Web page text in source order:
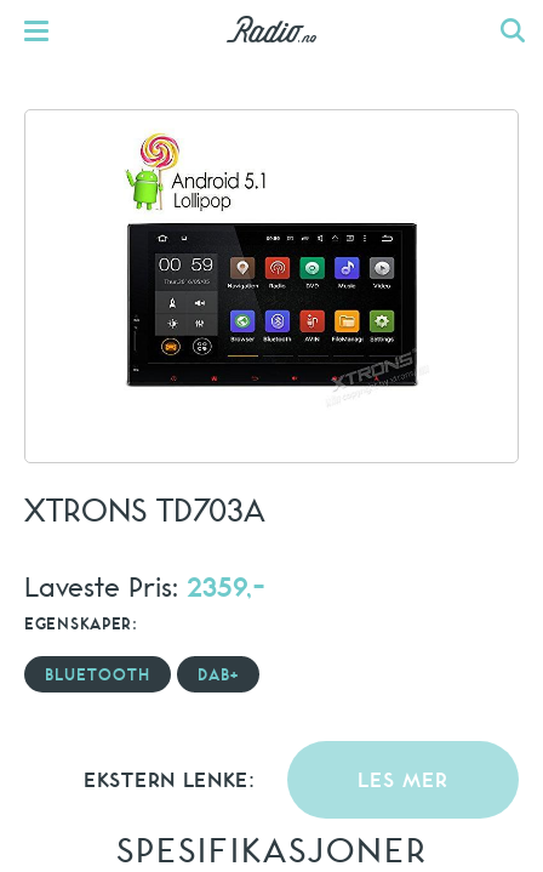
XTRONS TD703A
Laveste Pris: 2359,-
EGENSKAPER:
BLUETOOTH DAB+
EKSTERN LENKE: LES MER
SPESIFIKASJONER